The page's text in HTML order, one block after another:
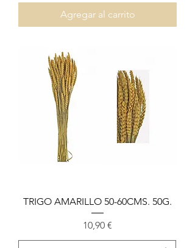
Agregar al carrito
TRIGO AMARILLO 50-60CMS. 50G.
Precio
10,90 €